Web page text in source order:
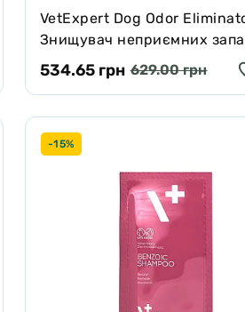
VetExpert Dog Odor
Знищувач неприємних
собак, 500 мл
534.65 грн 629.00 грн
-15%